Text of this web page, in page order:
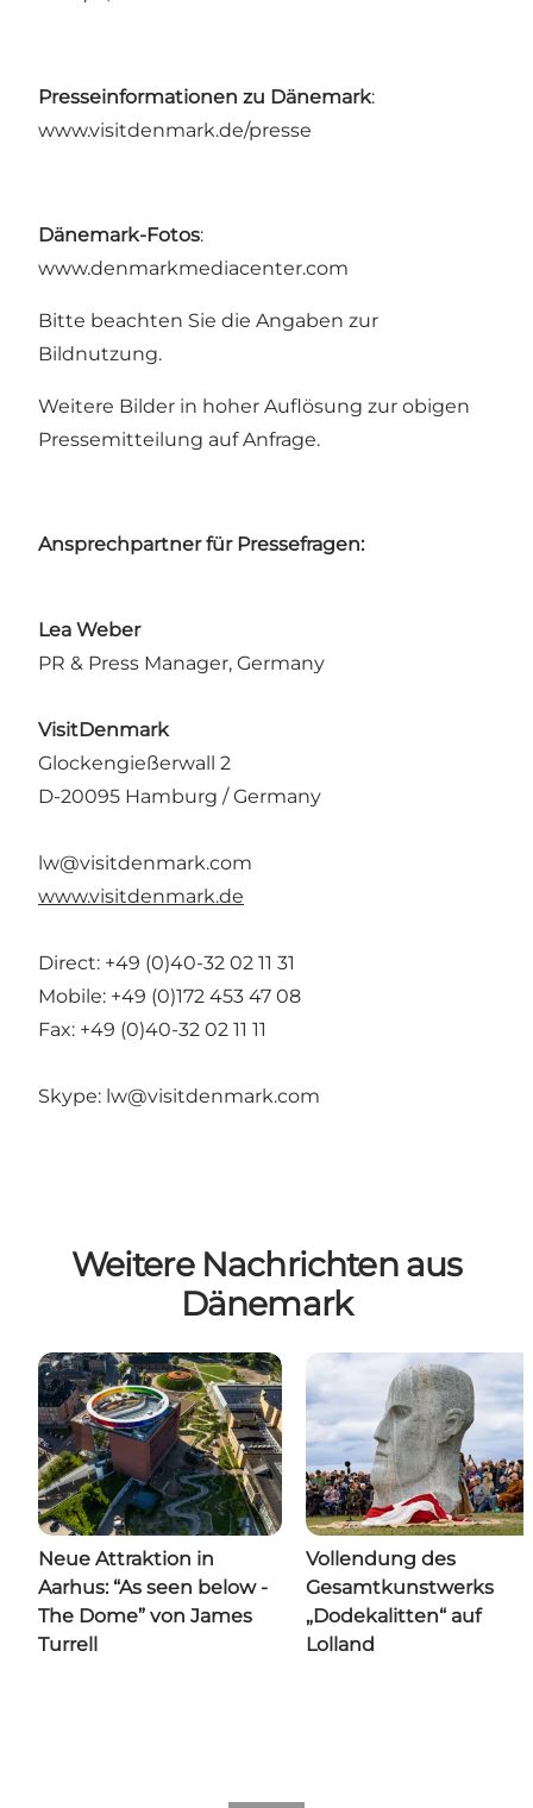
Presseinformationen zu Dänemark:
www.visitdenmark.de/presse
Dänemark-Fotos:
www.denmarkmediacenter.com
Bitte beachten Sie die Angaben zur
Bildnutzung.
Weitere Bilder in hoher Auflösung zur obigen
Pressemitteilung auf Anfrage.
Ansprechpartner für Pressefragen:
Lea Weber
PR & Press Manager, Germany
VisitDenmark
Glockengießerwall 2
D-20095 Hamburg / Germany
lw@visitdenmark.com
www.visitdenmark.de
Direct: +49 (0)40-32 02 11 31
Mobile: +49 (0)172 453 47 08
Fax: +49 (0)40-32 02 11 11
Skype: lw@visitdenmark.com
Weitere Nachrichten aus
Dänemark
Neue Attraktion in
Aarhus: “As seen below -
The Dome” von James
Turrell
Vollendung des
Gesamtkunstwerks
„Dodekalitten“ auf
Lolland